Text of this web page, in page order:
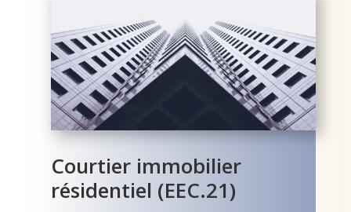
Courtier immobilier
résidentiel (EEC.21)